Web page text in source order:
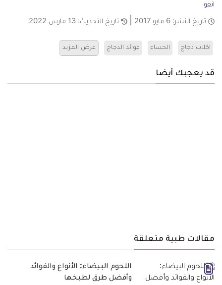
انفو
تاريخ النشر: 6 مايو 2017 تاريخ التحديث: 13 مارس 2022
اكلات دجاج الحساء فوائد الدجاج عرض المزيد
قد يعجبك أيضا
مقالات طبية متعلقة
اللحوم البيضاء: الأنواع والفوائد
وأفضل طرق لطبخها